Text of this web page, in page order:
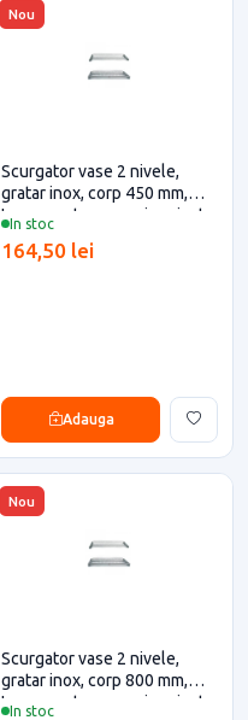
Nou
In stoc
Scurgator vase 2 nivele,
gratar inox, corp 450 mm,
Inoxa pentru casa si proiecte
164,50 lei
Adauga
Nou
In stoc
Scurgator vase 2 nivele,
gratar inox, corp 800 mm,
Inoxa pentru casa si proiecte